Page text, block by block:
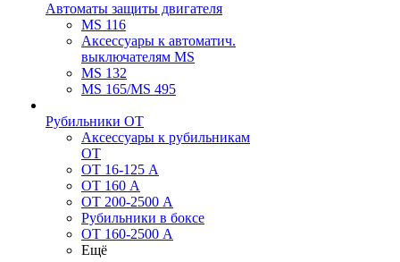
Автоматы защиты двигателя
MS 116
Аксессуары к автоматич.
выключателям MS
MS 132
MS 165/MS 495
Рубильники ОТ
Аксессуары к рубильникам
OT
OT 16-125 А
OT 160 А
OT 200-2500 А
Рубильники в боксе
OT 160-2500 А
Ещё